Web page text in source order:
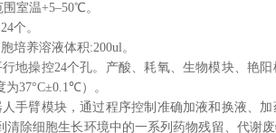
室温+5–50℃。
个。
培养溶液体积:200ul。
地操控24个孔。产酸、耗氧、生物模块、艳阳
为37°C±0.1℃）。
手臂模块，通过程序控制准确加液和换液、
清除细胞生长环境中的一系列药物残留、代谢